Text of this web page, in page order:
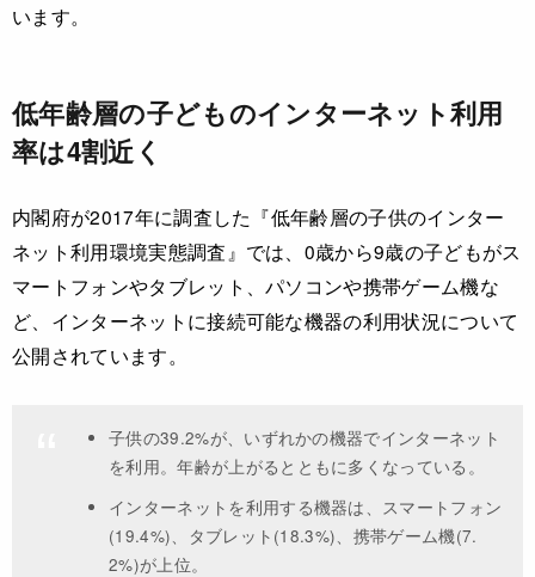
います。
低年齢層の子どものインターネット利用
率は4割近く
内閣府が2017年に調査した『低年齢層の子供のインター
ネット利用環境実態調査』では、0歳から9歳の子どもがス
マートフォンやタブレット、パソコンや携帯ゲーム機な
ど、インターネットに接続可能な機器の利用状況について
公開されています。
子供の39.2%が、いずれかの機器でインターネット
を利用。年齢が上がるとともに多くなっている。
インターネットを利用する機器は、スマートフォン
(19.4%)、タブレット(18.3%)、携帯ゲーム機(7.
2%)が上位。